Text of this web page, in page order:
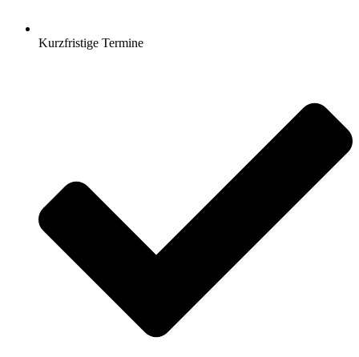
Kurzfristige Termine